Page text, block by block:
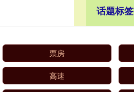
话题标签
票房
高速